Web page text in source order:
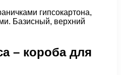
гипсокартона,
Базисный, верхний
– короба для